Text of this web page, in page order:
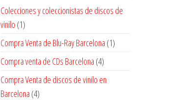
Colecciones y coleccionistas de discos de
vinilo (1)
Compra Venta de Blu-Ray Barcelona (1)
Compra venta de CDs Barcelona (4)
Compra Venta de discos de vinilo en
Barcelona (4)